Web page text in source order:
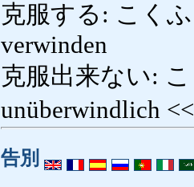
克服する: こくふ
verwinden
克服出来ない:
unüberwindlich
告別